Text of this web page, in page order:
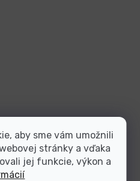
aby sme vám umožnili
stránky a vďaka
jej funkcie, výkon a